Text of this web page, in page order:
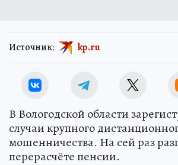
Источник: kp.ru
В Вологодской области
случаи крупного
мошенничества. На сей раз
перерасчёте пенсии.